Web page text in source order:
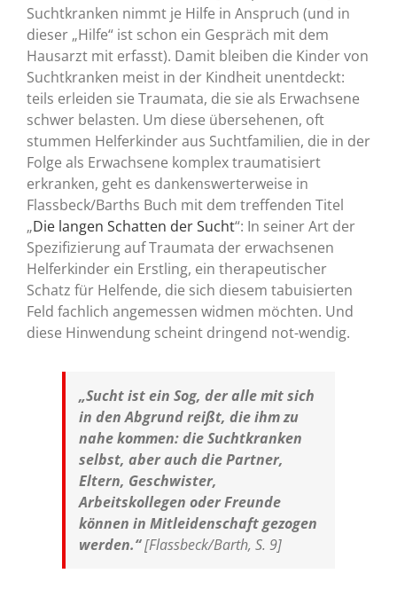
Suchtkranken nimmt je Hilfe in Anspruch (und in
dieser „Hilfe“ ist schon ein Gespräch mit dem
Hausarzt mit erfasst). Damit bleiben die Kinder von
Suchtkranken meist in der Kindheit unentdeckt:
teils erleiden sie Traumata, die sie als Erwachsene
schwer belasten. Um diese übersehenen, oft
stummen Helferkinder aus Suchtfamilien, die in der
Folge als Erwachsene komplex traumatisiert
erkranken, geht es dankenswerterweise in
Flassbeck/Barths Buch mit dem treffenden Titel
„Die langen Schatten der Sucht“: In seiner Art der
Spezifizierung auf Traumata der erwachsenen
Helferkinder ein Erstling, ein therapeutischer
Schatz für Helfende, die sich diesem tabuisierten
Feld fachlich angemessen widmen möchten. Und
diese Hinwendung scheint dringend not-wendig.
„Sucht ist ein Sog, der alle mit sich
in den Abgrund reißt, die ihm zu
nahe kommen: die Suchtkranken
selbst, aber auch die Partner,
Eltern, Geschwister,
Arbeitskollegen oder Freunde
können in Mitleidenschaft gezogen
werden.“[Flassbeck/Barth, S. 9]